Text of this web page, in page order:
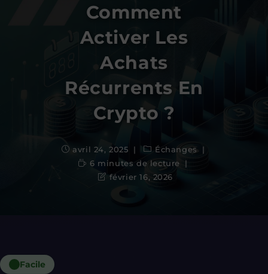
Comment
Activer Les
Achats
Récurrents En
Crypto ?
avril 24, 2025
Échanges
6 minutes de lecture
février 16, 2026
Facile